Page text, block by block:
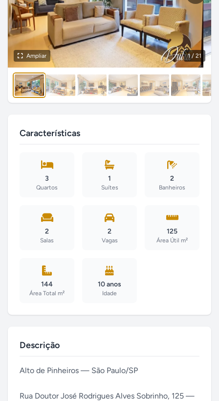
1/ 21
Ampliar
Características
3
Quartos
1
Suítes
2
Banheiros
2
Salas
2
Vagas
125
Área Útil m²
144
Área Total m²
10 anos
Idade
Descrição
Alto de Pinheiros — São Paulo/SP
Rua Doutor José Rodrigues Alves Sobrinho, 125 —